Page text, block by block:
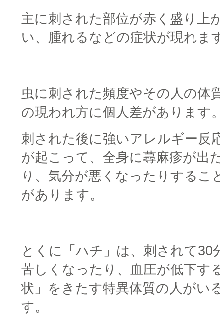
主に刺された部位が赤く盛り上
い、腫れるなどの症状が現れま
虫に刺された頻度やその人の体
の現われ方に個人差があります
刺された後に強いアレルギー反
が起こって、全身に蕁麻疹が出
り、気分が悪くなったりするこ
があります。
とくに「ハチ」は、刺されて30
苦しくなったり、血圧が低下す
状」をきたす特異体質の人がい
す。